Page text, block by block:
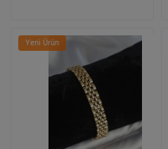
Yeni Ürün